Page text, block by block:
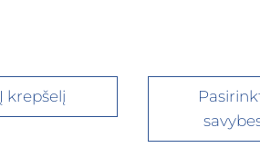
Į krepšelį